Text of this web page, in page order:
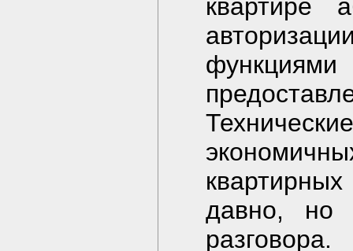
квартире
функциями
давно, но
разговора.